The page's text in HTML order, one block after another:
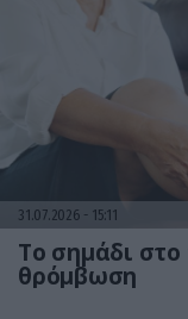
31.07.2026 15:11
Το σημάδι
θρόμβωση